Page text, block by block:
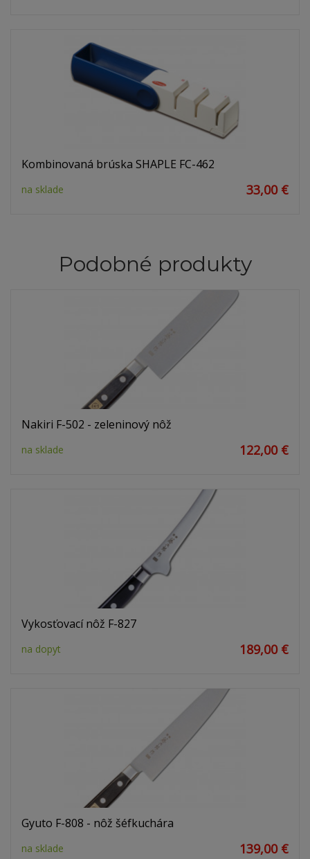
Kombinovaná brúska SHAPLE FC-462
na sklade 33,00 €
Podobné produkty
Nakiri F-502 - zeleninový nôž
na sklade 122,00 €
Vykosťovací nôž F-827
na dopyt 189,00 €
Gyuto F-808 - nôž šéfkuchára
na sklade 139,00 €